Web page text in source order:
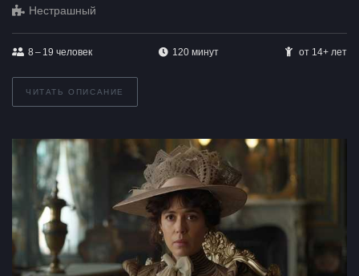
Нестрашный
8 – 19 человек 120 минут от 14+ лет
ЧИТАТЬ ОПИСАНИЕ